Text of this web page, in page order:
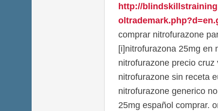
http://
comprar nitrofurazone
[i]nitrofurazona 25mg en
nitrofurazone precio cruz
nitrofurazone sin receta
nitrofurazone generico
25mg español comprar.